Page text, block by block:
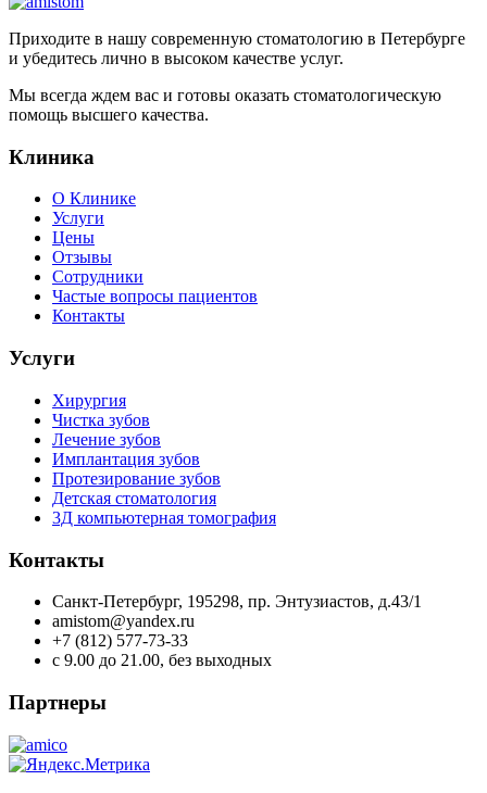
Приходите в нашу современную стоматологию в Петербурге
и убедитесь лично в высоком качестве услуг.
Мы всегда ждем вас и готовы оказать стоматологическую
помощь высшего качества.
Клиника
О Клинике
Услуги
Цены
Отзывы
Сотрудники
Частые вопросы пациентов
Контакты
Услуги
Хирургия
Чистка зубов
Лечение зубов
Имплантация зубов
Протезирование зубов
Детская стоматология
3Д компьютерная томография
Контакты
Санкт-Петербург, 195298, пр. Энтузиастов, д.43/1
amistom@yandex.ru
+7 (812) 577-73-33
c 9.00 до 21.00, без выходных
Партнеры